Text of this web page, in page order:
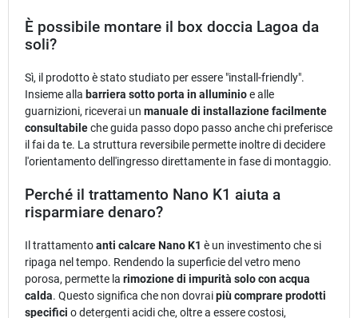
È possibile montare il box doccia Lagoa da
soli?
Sì, il prodotto è stato studiato per essere "install-friendly".
Insieme alla barriera sotto porta in alluminioe alle
guarnizioni, riceverai un manuale di installazione facilmente
consultabileche guida passo dopo passo anche chi preferisce
il fai da te. La struttura reversibile permette inoltre di decidere
l'orientamento dell'ingresso direttamente in fase di montaggio.
Perché il trattamento Nano K1 aiuta a
risparmiare denaro?
Il trattamentoanti calcare Nano K1 è un investimento che si
ripaga nel tempo. Rendendo la superficie del vetro meno
porosa, permette la rimozione di impurità solo con acqua
calda. Questo significa che non dovraipiù comprare prodotti
specifici o detergenti acidi che, oltre a essere costosi,